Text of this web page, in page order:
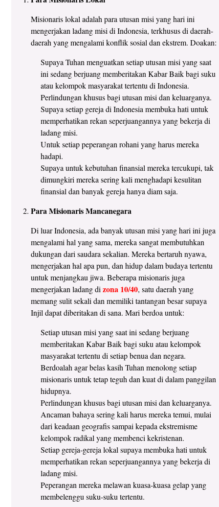
Misionaris lokal adalah para utusan misi yang hari ini
mengerjakan ladang misi di Indonesia, terkhusus di daerah-
daerah yang mengalami konflik sosial dan ekstrem. Doakan:
Supaya Tuhan menguatkan setiap utusan misi yang saat
ini sedang berjuang memberitakan Kabar Baik bagi suku
atau kelompok masyarakat tertentu di Indonesia.
Perlindungan khusus bagi utusan misi dan keluarganya.
Supaya setiap gereja di Indonesia membuka hati untuk
memperhatikan rekan seperjuangannya yang bekerja di
ladang misi.
Untuk setiap peperangan rohani yang harus mereka
hadapi.
Supaya untuk kebutuhan finansial mereka tercukupi, tak
dimungkiri mereka sering kali menghadapi kesulitan
finansial dan banyak gereja hanya diam saja.
Para Misionaris Mancanegara
Di luar Indonesia, ada banyak utusan misi yang hari ini juga
mengalami hal yang sama, mereka sangat membutuhkan
dukungan dari saudara sekalian. Mereka bertaruh nyawa,
mengerjakan hal apa pun, dan hidup dalam budaya tertentu
untuk menjangkau jiwa. Beberapa misionaris juga
mengerjakan ladang dizona 10/40, satu daerah yang
memang sulit sekali dan memiliki tantangan besar supaya
Injil dapat diberitakan di sana. Mari berdoa untuk:
Setiap utusan misi yang saat ini sedang berjuang
memberitakan Kabar Baik bagi suku atau kelompok
masyarakat tertentu di setiap benua dan negara.
Berdoalah agar belas kasih Tuhan menolong setiap
misionaris untuk tetap teguh dan kuat di dalam panggilan
hidupnya.
Perlindungan khusus bagi utusan misi dan keluarganya.
Ancaman bahaya sering kali harus mereka temui, mulai
dari keadaan geografis sampai kepada ekstremisme
kelompok radikal yang membenci kekristenan.
Setiap gereja-gereja lokal supaya membuka hati untuk
memperhatikan rekan seperjuangannya yang bekerja di
ladang misi.
Peperangan mereka melawan kuasa-kuasa gelap yang
membelenggu suku-suku tertentu.